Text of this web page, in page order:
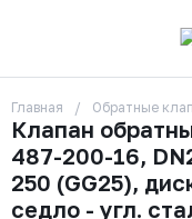
О компании
Контакты
Бренды
Отзывы
Сотрудники
Главная Обратные
Клапан
487-200-16,
250 (GG25),
седло - угл.